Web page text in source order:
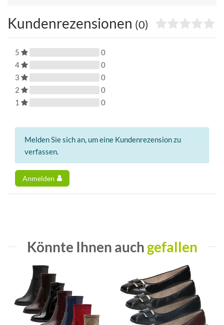
Kundenrezensionen (0)
5
0
4
0
3
0
2
0
1
0
Melden Sie sich an, um eine Kundenrezension zu
verfassen.
Anmelden
Könnte Ihnen auch gefallen